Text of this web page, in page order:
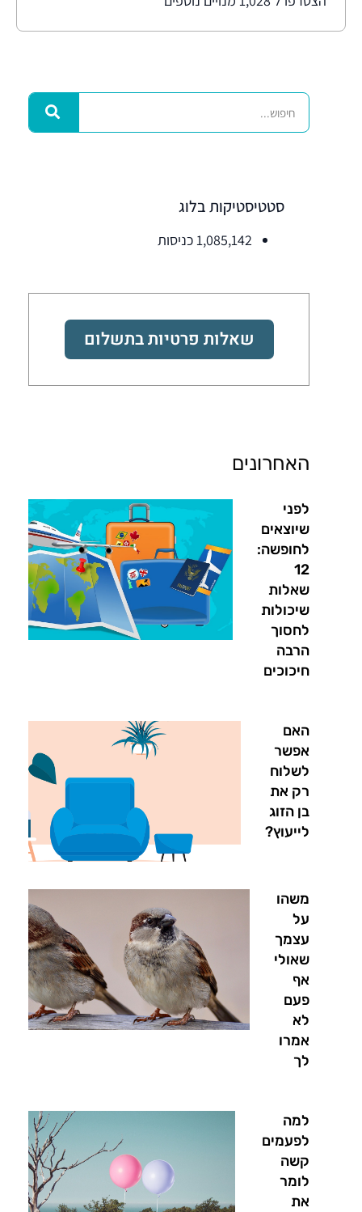
סטטיסטיקות בלוג
1,085,142 כניסות
שאלות פרטיות בתשלום
האחרונים
לפני
שיוצאים
לחופשה:
12
שאלות
שיכולות
לחסוך
הרבה
חיכוכים
האם
אפשר
לשלוח
רק את
בן הזוג
לייעוץ?
משהו
על
עצמך
שאולי
אף
פעם
לא
אמרו
לך
למה
לפעמים
קשה
לומר
את